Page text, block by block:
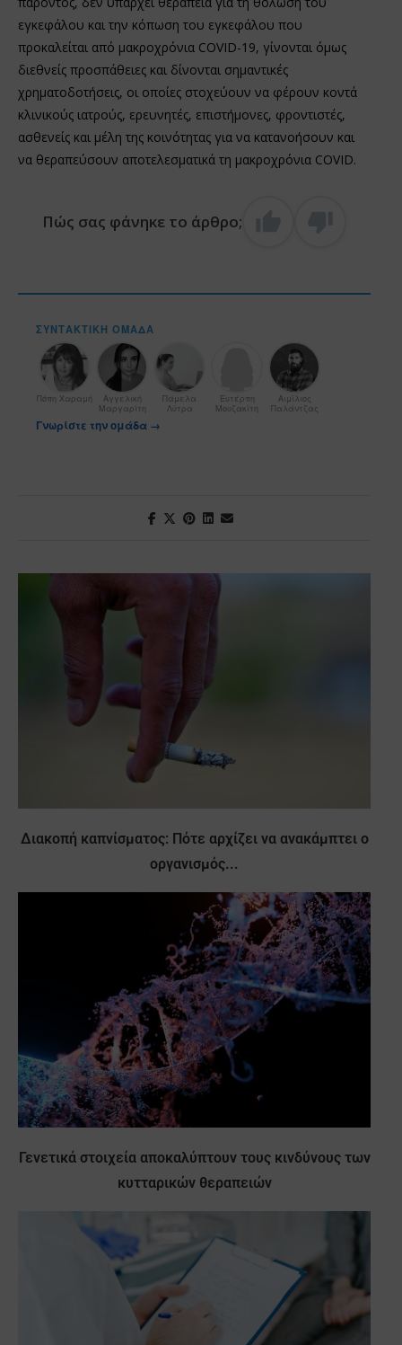
εγκεφάλου και την κόπωση του εγκεφάλου που
προκαλείται από μακροχρόνια COVID-19, γίνονται όμως
διεθνείς προσπάθειες και δίνονται σημαντικές
χρηματοδοτήσεις, οι οποίες στοχεύουν να φέρουν κοντά
κλινικούς ιατρούς, ερευνητές, επιστήμονες, φροντιστές,
ασθενείς και μέλη της κοινότητας για να κατανοήσουν και
να θεραπεύσουν αποτελεσματικά τη μακροχρόνια COVID.
Πώς σας φάνηκε το άρθρο;
ΣΥΝΤΑΚΤΙΚΉ ΟΜΆΔΑ
Πόπη Χαραμή
Αγγελική
Μαργαρίτη
Πάμελα
Λύτρα
Ευτέρπη
Μουζακίτη
Αιμίλιος
Παλάντζας
Γνωρίστε την ομάδα →
Διακοπή καπνίσματος: Πότε αρχίζει να ανακάμπτει ο
οργανισμός...
Γενετικά στοιχεία αποκαλύπτουν τους κινδύνους των
κυτταρικών θεραπειών